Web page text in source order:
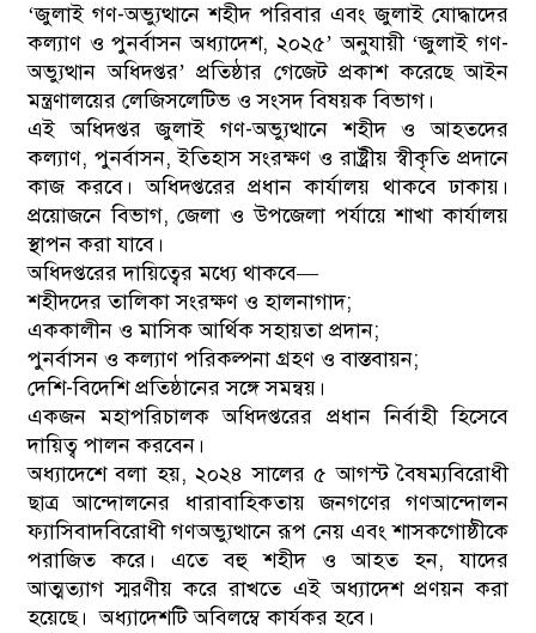
‘জুলাই গণ-অভ্যুত্থানে শহীদ পরিবার এবং জুলাই যোদ্ধাদের
কল্যাণ ও পুনর্বাসন অধ্যাদেশ, ২০২৫’ অনুযায়ী ‘জুলাই গণ-
অভ্যুত্থান অধিদপ্তর’ প্রতিষ্ঠার গেজেট প্রকাশ করেছে আইন
মন্ত্রণালয়ের লেজিসলেটিভ ও সংসদ বিষয়ক বিভাগ।
এই অধিদপ্তর জুলাই গণ-অভ্যুত্থানে শহীদ ও আহতদের
কল্যাণ, পুনর্বাসন, ইতিহাস সংরক্ষণ ও রাষ্ট্রীয় স্বীকৃতি প্রদানে
কাজ করবে। অধিদপ্তরের প্রধান কার্যালয় থাকবে ঢাকায়।
প্রয়োজনে বিভাগ, জেলা ও উপজেলা পর্যায়ে শাখা কার্যালয়
স্থাপন করা যাবে।
অধিদপ্তরের দায়িত্বের মধ্যে থাকবে—
শহীদদের তালিকা সংরক্ষণ ও হালনাগাদ;
এককালীন ও মাসিক আর্থিক সহায়তা প্রদান;
পুনর্বাসন ও কল্যাণ পরিকল্পনা গ্রহণ ও বাস্তবায়ন;
দেশি-বিদেশি প্রতিষ্ঠানের সঙ্গে সমন্বয়।
একজন মহাপরিচালক অধিদপ্তরের প্রধান নির্বাহী হিসেবে
দায়িত্ব পালন করবেন।
অধ্যাদেশে বলা হয়, ২০২৪ সালের ৫ আগস্ট বৈষম্যবিরোধী
ছাত্র আন্দোলনের ধারাবাহিকতায় জনগণের গণআন্দোলন
ফ্যাসিবাদবিরোধী গণঅভ্যুত্থানে রূপ নেয় এবং শাসকগোষ্ঠীকে
পরাজিত করে। এতে বহু শহীদ ও আহত হন, যাদের
আত্মত্যাগ স্মরণীয় করে রাখতে এই অধ্যাদেশ প্রণয়ন করা
হয়েছে। অধ্যাদেশটি অবিলম্বে কার্যকর হবে।